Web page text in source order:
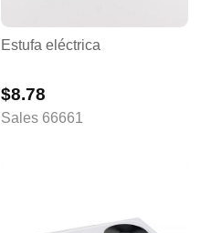
Estufa eléctrica
$8.78
Sales 66661